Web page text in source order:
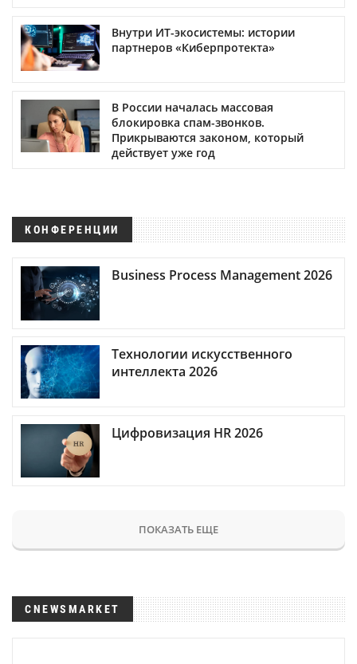
Внутри ИТ-экосистемы: истории
партнеров «Киберпротекта»
В России началась массовая
блокировка спам-звонков.
Прикрываются законом, который
действует уже год
КОНФЕРЕНЦИИ
Business Process Management 2026
Технологии искусственного
интеллекта 2026
Цифровизация HR 2026
ПОКАЗАТЬ ЕЩЕ
CNEWSMARKET